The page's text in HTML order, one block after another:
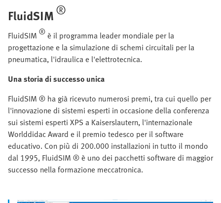
FluidSIM®
FluidSIM ®è il programma leader mondiale per la
progettazione e la simulazione di schemi circuitali per la
pneumatica, l'idraulica e l'elettrotecnica.
Una storia di successo unica
FluidSIM ® ha già ricevuto numerosi premi, tra cui quello per
l'innovazione di sistemi esperti in occasione della conferenza
sui sistemi esperti XPS a Kaiserslautern, l'internazionale
Worlddidac Award e il premio tedesco per il software
educativo. Con più di 200.000 installazioni in tutto il mondo
dal 1995, FluidSIM ® è uno dei pacchetti software di maggior
successo nella formazione meccatronica.